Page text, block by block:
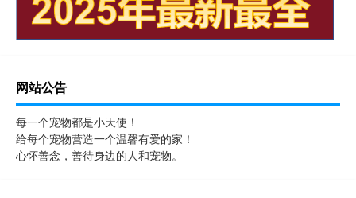
网站公告
每一个宠物都是小天使！
给每个宠物营造一个温馨有爱的家！
心怀善念，善待身边的人和宠物。